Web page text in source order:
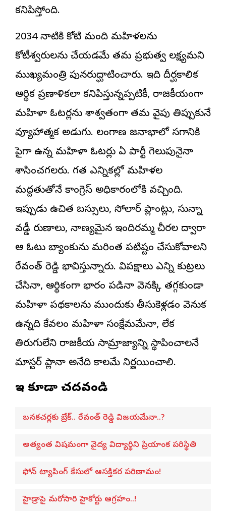
కనిపిస్తోంది.
2034 నాటికి కోటి మంది మహిళలను
కోటీశ్వరులను చేయడమే తమ ప్రభుత్వ లక్ష్యమని
ముఖ్యమంత్రి పునరుద్ఘాటించారు. ఇది దీర్ఘకాలిక
ఆర్థిక ప్రణాళికలా కనిపిస్తున్నప్పటికీ, రాజకీయంగా
మహిళా ఓటర్లను శాశ్వతంగా తమ వైపు తిప్పుకునే
వ్యూహాత్మక అడుగు. తెలంగాణ జనాభాలో సగానికి
పైగా ఉన్న మహిళా ఓటర్లు ఏ పార్టీ గెలుపునైనా
శాసించగలరు. గత ఎన్నికల్లో మహిళల
మద్దతుతోనే కాంగ్రెస్ అధికారంలోకి వచ్చింది.
ఇప్పుడు ఉచిత బస్సులు, సోలార్ ప్లాంట్లు, సున్నా
వడ్డీ రుణాలు, నాణ్యమైన ఇందిరమ్మ చీరల ద్వారా
ఆ ఓటు బ్యాంకును మరింత పటిష్టం చేసుకోవాలని
రేవంత్ రెడ్డి భావిస్తున్నారు. విపక్షాలు ఎన్ని కుట్రలు
చేసినా, ఆర్థికంగా భారం పడినా వెనక్కి తగ్గకుండా
మహిళా పథకాలను ముందుకు తీసుకెళ్లడం వెనుక
ఉన్నది కేవలం మహిళా సంక్షేమమేనా, లేక
తిరుగులేని రాజకీయ సామ్రాజ్యాన్ని స్థాపించాలనే
మాస్టర్ ప్లానా అనేది కాలమే నిర్ణయించాలి.
ఇవి కూడా చదవండి
బనకచర్లకు బ్రేక్.. రేవంత్ రెడ్డి విజయమేనా..?
అత్యంత విషమంగా వైద్య విద్యార్థిని ప్రియాంక పరిస్థితి
ఫోన్ ట్యాపింగ్ కేసులో ఆసక్తికర పరిణామం!
హైడ్రాపై మరోసారి హైకోర్టు ఆగ్రహం..!